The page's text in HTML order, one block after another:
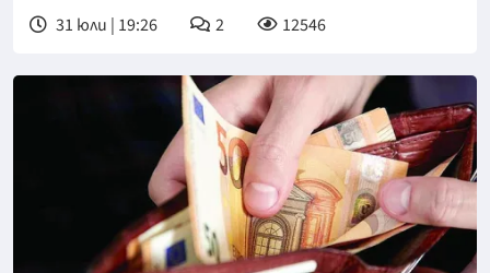
31 юли | 19:26 2 12546